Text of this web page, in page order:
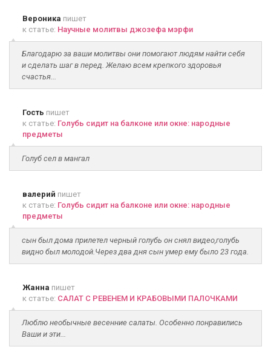
Вероника пишет
к статье: Научные молитвы джозефа мэрфи
Благодарю за ваши молитвы они помогают людям найти себя
и сделать шаг в перед. Желаю всем крепкого здоровья
счастья...
Гость пишет
к статье: Голубь сидит на балконе или окне: народные
предметы
Голуб сел в мангал
валерий пишет
к статье: Голубь сидит на балконе или окне: народные
предметы
сын был дома прилетел черный голубь он снял видео,голубь
видно был молодой.Через два дня сын умер ему было 23 года.
Жанна пишет
к статье: САЛАТ С РЕВЕНЕМ И КРАБОВЫМИ ПАЛОЧКАМИ
Люблю необычные весенние салаты. Особенно понравились
Ваши и эти...